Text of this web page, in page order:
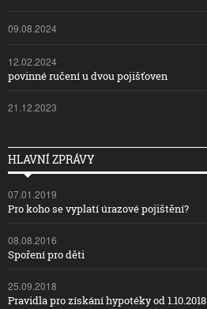
09.08.2024
12.02.2024
povinné ručení u dvou pojišťoven
21.12.2023
HLAVNÍ ZPRÁVY
07.01.2019
Pro koho se vyplatí úrazové pojištění?
08.08.2016
Spoření pro děti
25.09.2018
Pravidla pro získání hypotéky od 1.10.2018